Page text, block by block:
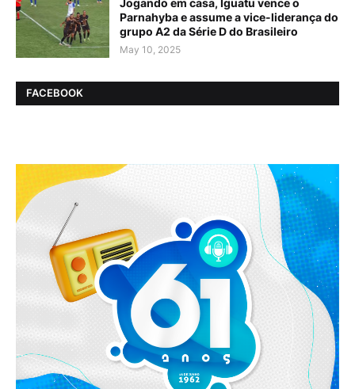
Parnahyba e assume a vice-liderança do
grupo A2 da Série D do Brasileiro
May 10, 2025
FACEBOOK